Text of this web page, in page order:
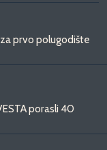
prvo polugodište
porasli 40